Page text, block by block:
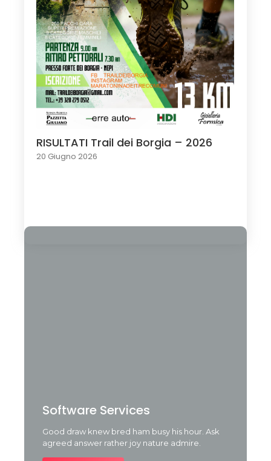
RISULTATI Trail dei Borgia – 2026
20 Giugno 2026
Software Services
Good draw knew bred ham busy his hour. Ask
agreed answer rather joy nature admire.